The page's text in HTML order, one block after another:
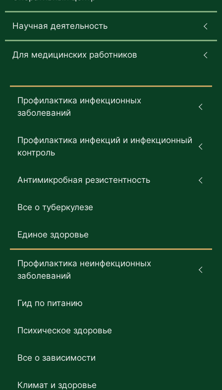
Научная деятельность
Для медицинских работников
Профилактика инфекционных
заболеваний
Профилактика инфекций и инфекционный
контроль
Антимикробная резистентность
Все о туберкулезе
Единое здоровье
Профилактика неинфекционных
заболеваний
Гид по питанию
Психическое здоровье
Все о зависимости
Климат и здоровье